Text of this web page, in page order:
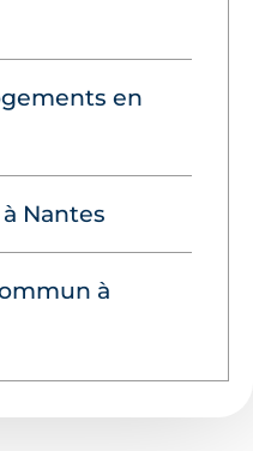
en
Nantes
à